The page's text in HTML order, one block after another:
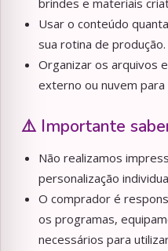
brindes e materiais
Usar o conteúdo
sua rotina de produção.
Organizar os arquivos
externo ou nuvem
⚠️ Importante
Não realizamos
personalização
O comprador é
os programas,
necessários para